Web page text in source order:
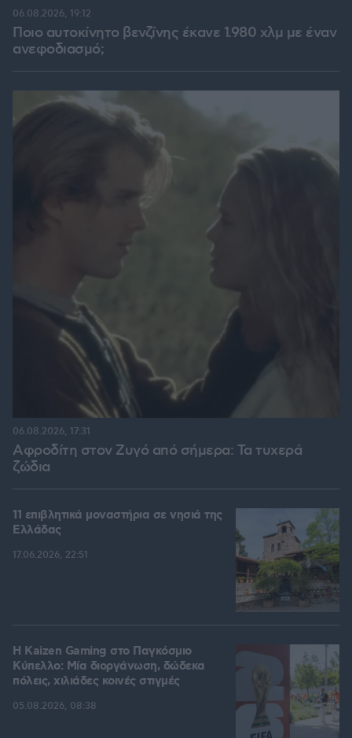
Ποιο αυτοκίνητο βενζίνης έκανε 1.980 χλμ με έναν
ανεφοδιασμό;
06.08.2026, 19:12
Αφροδίτη στον Ζυγό από σήμερα: Τα τυχερά
ζώδια
06.08.2026, 17:31
11 επιβλητικά μοναστήρια σε νησιά της
Ελλάδας
17.06.2026, 22:51
H Kaizen Gaming στο Παγκόσμιο
Kύπελλο: Μία διοργάνωση, δώδεκα
πόλεις, χιλιάδες κοινές στιγμές
05.08.2026, 08:38